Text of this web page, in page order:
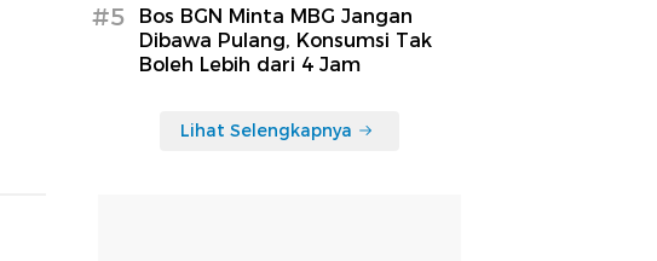
#5
Bos BGN Minta MBG Jangan
Dibawa Pulang, Konsumsi Tak
Boleh Lebih dari 4 Jam
Lihat Selengkapnya